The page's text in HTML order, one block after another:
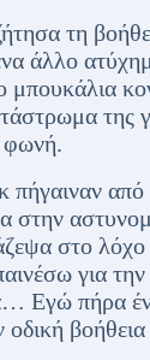
τη
άλλο
μπουκάλια
της
φωνή.
πήγαιναν
στο λόχο
για
Εγώ πήρα